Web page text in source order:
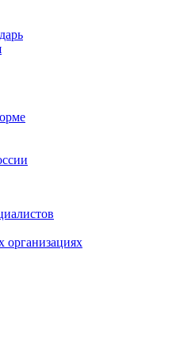
организациях